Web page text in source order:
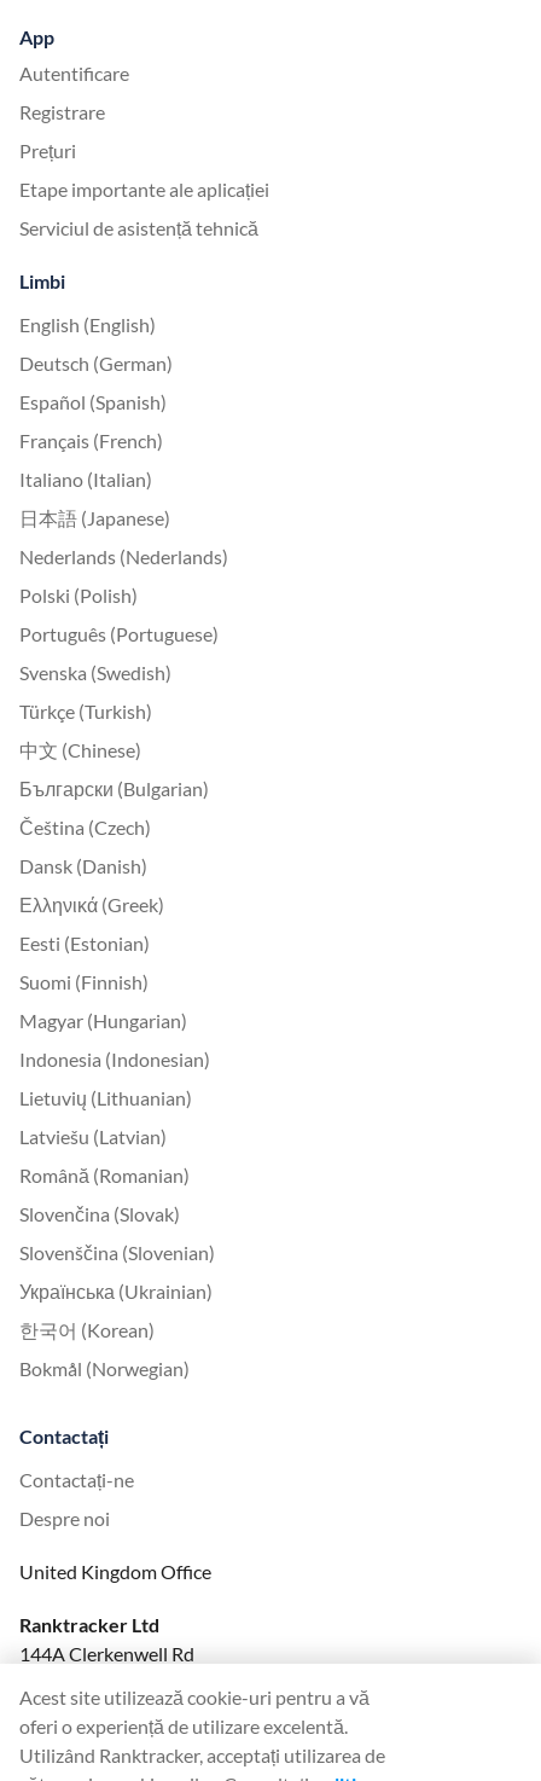
App
Autentificare
Registrare
Prețuri
Etape importante ale aplicației
Serviciul de asistență tehnică
Limbi
English (English)
Deutsch (German)
Español (Spanish)
Français (French)
Italiano (Italian)
日本語 (Japanese)
Nederlands (Nederlands)
Polski (Polish)
Português (Portuguese)
Svenska (Swedish)
Türkçe (Turkish)
中文 (Chinese)
Български (Bulgarian)
Čeština (Czech)
Dansk (Danish)
Ελληνικά (Greek)
Eesti (Estonian)
Suomi (Finnish)
Magyar (Hungarian)
Indonesia (Indonesian)
Lietuvių (Lithuanian)
Latviešu (Latvian)
Română (Romanian)
Slovenčina (Slovak)
Slovenščina (Slovenian)
Українська (Ukrainian)
한국어 (Korean)
Bokmål (Norwegian)
Contactați
Contactați-ne
Despre noi
United Kingdom Office
Ranktracker Ltd
144A Clerkenwell Rd
Company No: 08820809
felix@ranktracker.com
Acest site utilizează cookie-uri pentru a vă
oferi o experiență de utilizare excelentă.
Utilizând Ranktracker, acceptați utilizarea de